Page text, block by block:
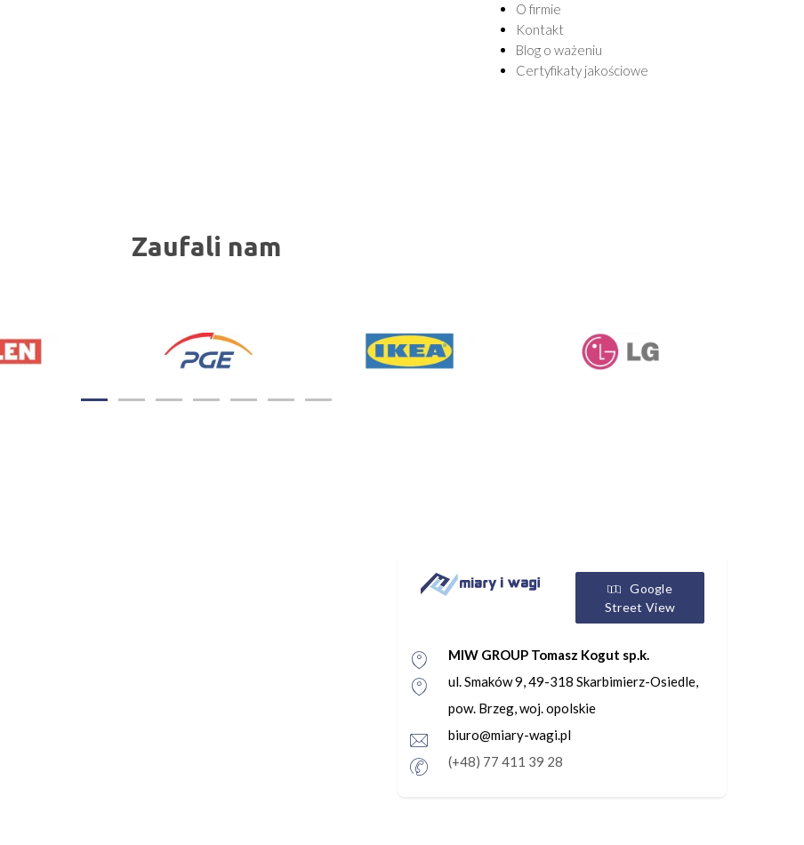
O firmie
Kontakt
Blog o ważeniu
Certyfikaty jakościowe
Zaufali nam
Google
Street View
MIW GROUP Tomasz Kogut sp.k.
ul. Smaków 9, 49-318 Skarbimierz-Osiedle,
pow. Brzeg, woj. opolskie
biuro@miary-wagi.pl
(+48) 77 411 39 28